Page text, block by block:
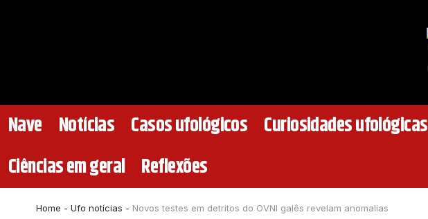
Nave Notícias Casos ufológicos Curiosidades ufológicas
Ciências em geral Reflexões
Home - Ufo notícias - Novos testes em detritos do OVNI galês revelam anomalias